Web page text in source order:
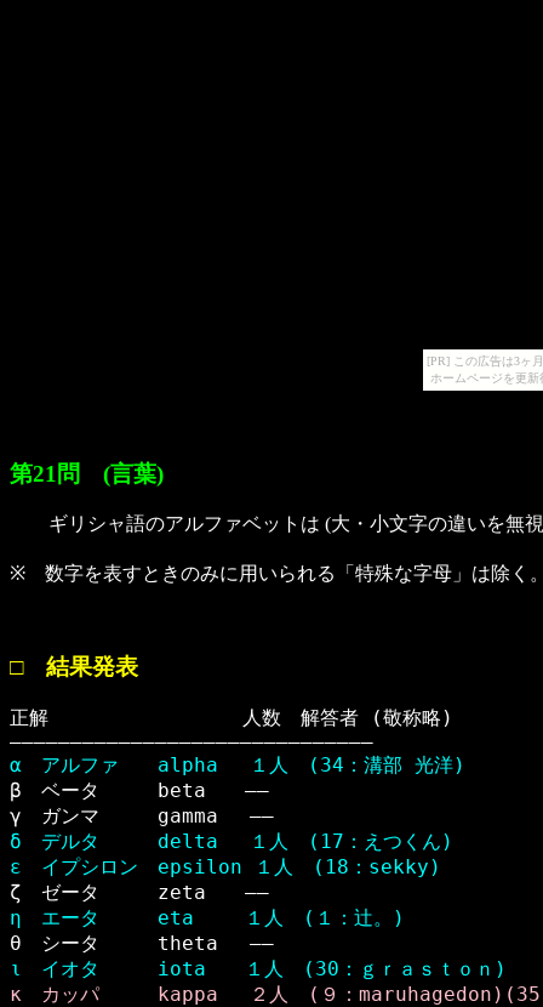
[PR] この広告は3ヶ
ホームページを更
第21問 (言葉)
ギリシャ語のアルファベットは (大・小文字の違いを無視
※ 数字を表すときのみに用いられる「特殊な字母」は除く
□ 結果発表
正解　　　　　　　　　　人数　解答者 (敬称略)
α　アルファ　　alpha 　１人　(34：溝部 光洋)
β　ベータ　　　beta　　――
δ　デルタ　　　delta 　１人　(17：えつくん)
ε　イプシロン　epsilon １人　(18：sekky)
η　エータ　　　eta 　　１人　(１：辻。)
ι　イオタ　　　iota　　１人　(30：ｇｒａｓｔｏｎ)
κ　カッパ　　　kappa 　２人　(９：